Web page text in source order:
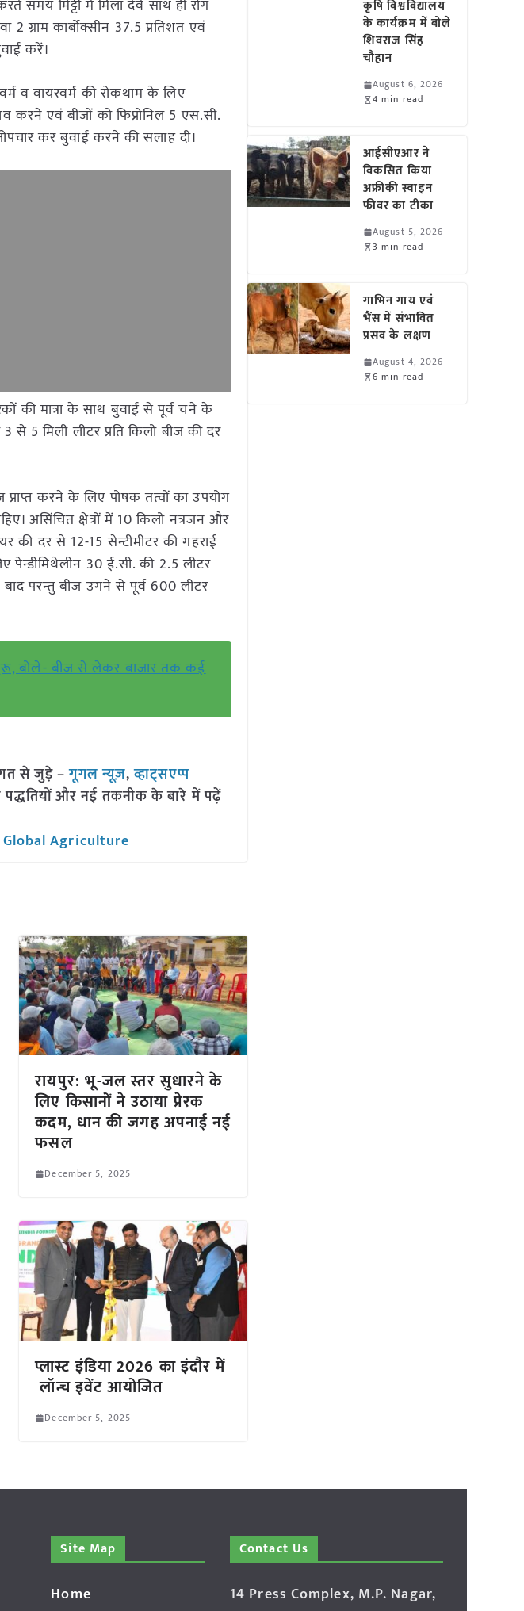
समय मिट्टी में मिला देवें साथ ही रोग
2 ग्राम कार्बोक्सीन 37.5 प्रतिशत एवं
करें।
व वायरवर्म की रोकथाम के लिए
करने एवं बीजों को फिप्रोनिल 5 एस.सी.
कर बुवाई करने की सलाह दी।
की मात्रा के साथ बुवाई से पूर्व चने के
5 मिली लीटर प्रति किलो बीज की दर
करने के लिए पोषक तत्वों का उपयोग
असिंचित क्षेत्रों में 10 किलो नत्रजन और
की दर से 12-15 सेन्टीमीटर की गहराई
30 ई.सी. की 2.5 लीटर
बाद परन्तु बीज उगने से पूर्व 600 लीटर
शुरू, बोले- बीज से लेकर बाजार तक कई
से जुड़े –गूगल न्यूज़,व्हाट्सएप्प
पद्धतियों और नई तकनीक के बारे में पढ़ें
Global Agriculture
रायपुर: भू-जल स्तर सुधारने के
लिए किसानों ने उठाया प्रेरक
कदम, धान की जगह अपनाई नई
फसल
December 5, 2025
प्लास्ट इंडिया 2026 का इंदौर में
लॉन्च इवेंट आयोजित
December 5, 2025
कृषि विश्वविद्यालय
के कार्यक्रम में बोले
शिवराज सिंह
चौहान
August 6, 2026
4 min read
आईसीएआर ने
विकसित किया
अफ्रीकी स्वाइन
फीवर का टीका
August 5, 2026
3 min read
गाभिन गाय एवं
भैंस में संभावित
प्रसव के लक्षण
August 4, 2026
6 min read
Site Map
Home
Contact Us
14 Press Complex, M.P. Nagar,